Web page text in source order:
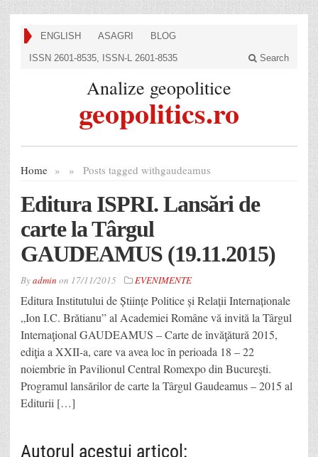
ENGLISH ASAGRI BLOG
ISSN 2601-8535, ISSN-L 2601-8535 Search
Analize geopolitice
geopolitics.ro
Home » Posts tagged with
» gaudeamus
Editura ISPRI. Lansări de
carte la Târgul
GAUDEAMUS (19.11.2015)
Byadmin on 17/11/2015 EVENIMENTE
Editura Institutului de Științe Politice și Relații Internaționale
„Ion I.C. Brătianu” al Academiei Române vă invită la Târgul
Internaţional GAUDEAMUS – Carte de învăţătură 2015,
ediţia a XXII-a, care va avea loc în perioada 18 – 22
noiembrie în Pavilionul Central Romexpo din Bucureşti.
Programul lansărilor de carte la Târgul Gaudeamus – 2015 al
Editurii […]
Autorul acestui articol: